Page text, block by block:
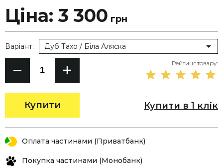
Ціна: 3 300 грн
Купити
Варіант: Дуб Тахо / Біла Аляска
Рейтинг товару:
Купити в 1 клік
Оплата частинами (Приватбанк)
Покупка частинами (Монобанк)